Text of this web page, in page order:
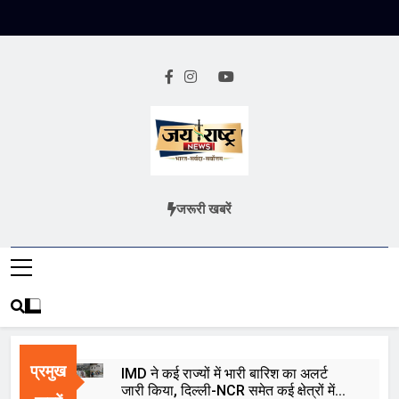
Jai Rashtra
हिंदी समाचार
जरूरी खबरें
प्रमुख
IMD ने कई राज्यों में भारी बारिश का अलर्ट
जारी किया, दिल्ली-NCR समेत कई क्षेत्रों में